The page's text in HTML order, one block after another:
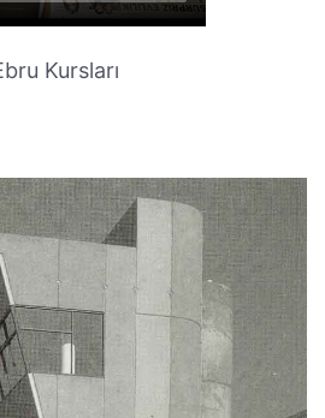
Kursları